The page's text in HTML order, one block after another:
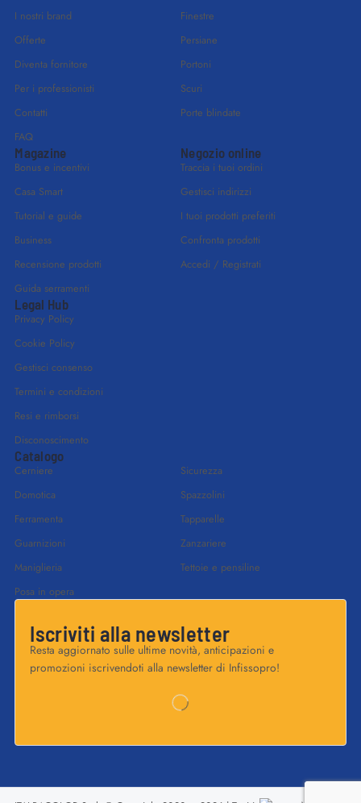
I nostri brand
Offerte
Diventa fornitore
Per i professionisti
Contatti
FAQ
Finestre
Persiane
Portoni
Scuri
Porte blindate
Magazine
Bonus e incentivi
Casa Smart
Tutorial e guide
Business
Recensione prodotti
Guida serramenti
Negozio online
Traccia i tuoi ordini
Gestisci indirizzi
I tuoi prodotti preferiti
Confronta prodotti
Accedi / Registrati
Legal Hub
Privacy Policy
Cookie Policy
Gestisci consenso
Termini e condizioni
Resi e rimborsi
Disconoscimento
Catalogo
Cerniere
Domotica
Ferramenta
Guarnizioni
Maniglieria
Posa in opera
Sicurezza
Spazzolini
Tapparelle
Zanzariere
Tettoie e pensiline
Iscriviti alla newsletter
Resta aggiornato sulle ultime novità, anticipazioni e
promozioni iscrivendoti alla newsletter di Infissopro!